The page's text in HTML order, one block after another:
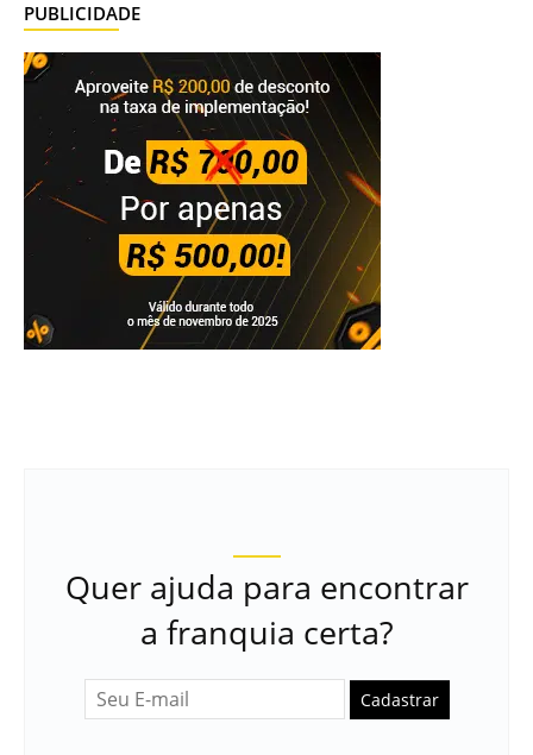
PUBLICIDADE
Quer ajuda para encontrar
a franquia certa?
Cadastrar